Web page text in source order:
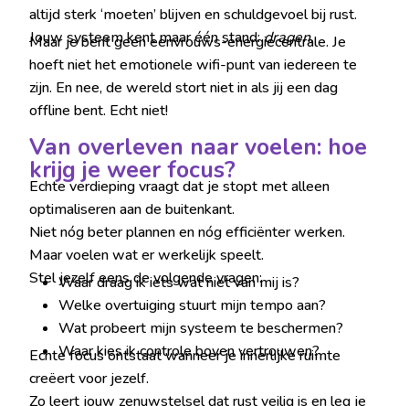
altijd sterk ‘moeten’ blijven en schuldgevoel bij rust.
Jouw systeem kent maar één stand:dragen.
Maar je bent geen eenvrouws-energiecentrale. Je
hoeft niet het emotionele wifi-punt van iedereen te
zijn. En nee, de wereld stort niet in als jij een dag
offline bent. Echt niet!
Van overleven naar voelen: hoe
krijg je weer focus?
Echte verdieping vraagt dat je stopt met alleen
optimaliseren aan de buitenkant.
Niet nóg beter plannen en nóg efficiënter werken.
Maar voelen wat er werkelijk speelt.
Stel jezelf eens de volgende vragen:
Waar draag ik iets wat niet van mij is?
Welke overtuiging stuurt mijn tempo aan?
Wat probeert mijn systeem te beschermen?
Waar kies ik controle boven vertrouwen?
Echte focus ontstaat wanneer je innerlijke ruimte
creëert voor jezelf.
Zo leert jouw zenuwstelsel dat rust veilig is en leg je